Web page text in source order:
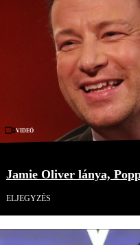
Videó
Jamie Oliver lánya,
ELJEGYZÉS